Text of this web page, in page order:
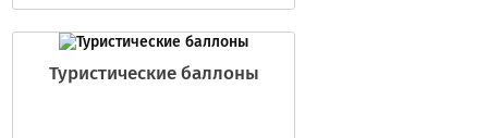
Туристические баллоны